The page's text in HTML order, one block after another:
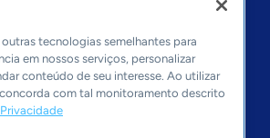
tecnologias semelhantes para
em nossos serviços, personalizar
conteúdo de seu interesse. Ao utilizar
com tal monitoramento descrito